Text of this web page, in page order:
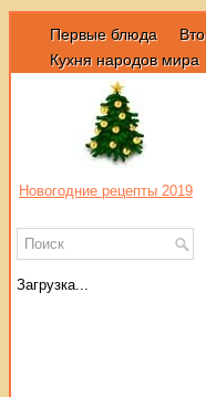
Первые блюда
Кухня народов мира
Новогодние рецепты 2019
Загрузка...